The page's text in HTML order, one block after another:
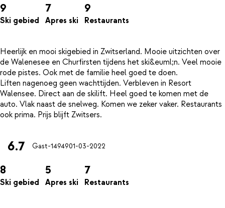
9
Ski gebied
7
Apres ski
9
Restaurants
Heerlijk en mooi skigebied in Zwitserland. Mooie uitzichten over
de Walenesee en Churfirsten tijdens het ski&euml;n. Veel mooie
rode pistes. Ook met de familie heel goed te doen.
Liften nagenoeg geen wachttijden. Verbleven in Resort
Walensee. Direct aan de skilift. Heel goed te komen met de
auto. Vlak naast de snelweg. Komen we zeker vaker. Restaurants
6.7 Gast-1494901-03-2022
8
Ski gebied
5
Apres ski
7
Restaurants